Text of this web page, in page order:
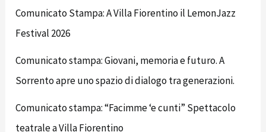
Comunicato Stampa: A Villa Fiorentino il LemonJazz
Festival 2026
Comunicato stampa: Giovani, memoria e futuro. A
Sorrento apre uno spazio di dialogo tra generazioni.
Comunicato stampa: “Facimme ‘e cunti” Spettacolo
teatrale a Villa Fiorentino